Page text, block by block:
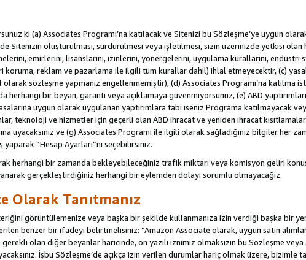
ki (a) Associates Programı’na katılacak ve Sitenizi bu Sözleşme’ye uygun
de Sitenizin oluşturulması, sürdürülmesi veya işletilmesi, sizin üzerinizde yetkisi
emirlerini, lisanslarını, izinlerini, yönergelerini, uygulama kurallarını, endüstri
reklam ve pazarlama ile ilgili tüm kurallar dahil) ihlal etmeyecektir, (c)
sözleşme yapmanız engellenmemiştir), (d) Associates Programı’na katılma
herhangi bir beyan, garanti veya açıklamaya güvenmiyorsunuz, (e) ABD
uygun olarak uygulanan yaptırımlara tabi iseniz Programa katılmayacak
teknoloji ve hizmetler için geçerli olan ABD ihracat ve yeniden ihracat
uyacaksınız ve (g) Associates Programı ile ilgili olarak sağladığınız bilgiler her
yaparak “Hesap Ayarları”nı seçebilirsiniz.
herhangi bir zamanda bekleyebileceğiniz trafik miktarı veya komisyon geliri
gerçekleştirdiğiniz herhangi bir eylemden dolayı sorumlu olmayacağız.
Olarak Tanıtmanız
görüntülemenize veya başka bir şekilde kullanmanıza izin verdiği başka bir
benzer bir ifadeyi belirtmelisiniz: “Amazon Associate olarak, uygun satın
olan diğer beyanlar haricinde, ön yazılı iznimiz olmaksızın bu Sözleşme veya
İşbu Sözleşme’de açıkça izin verilen durumlar hariç olmak üzere, bizimle